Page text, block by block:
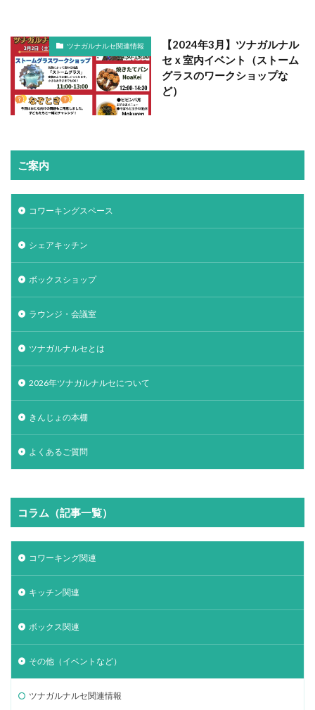
ツナガルナルセ関連情報
【2024年3月】ツナガルナル
セｘ室内イベント（ストーム
グラスのワークショップな
ど）
ご案内
コワーキングスペース
シェアキッチン
ボックスショップ
ラウンジ・会議室
ツナガルナルセとは
2026年ツナガルナルセについて
きんじょの本棚
よくあるご質問
コラム（記事一覧）
コワーキング関連
キッチン関連
ボックス関連
その他（イベントなど）
ツナガルナルセ関連情報